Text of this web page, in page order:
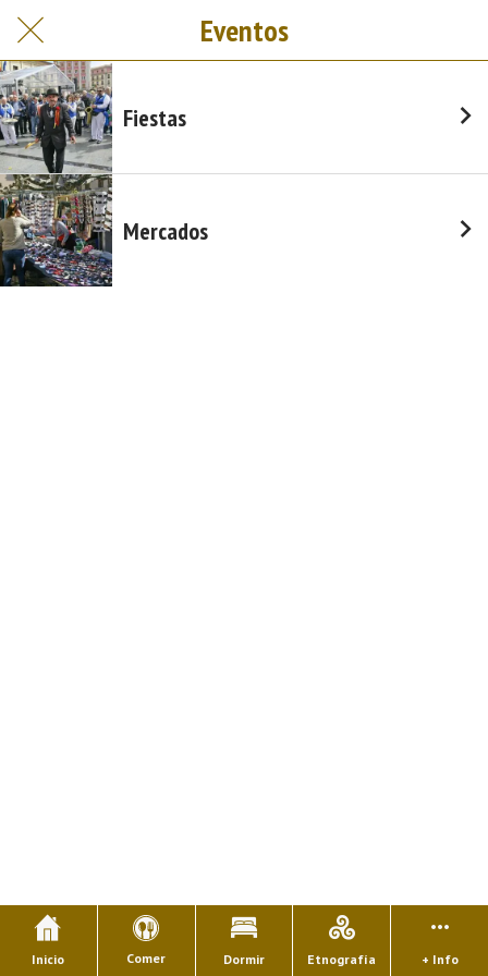
Eventos
Fiestas
Mercados
Inicio Comer Dormir Etnografía + Info